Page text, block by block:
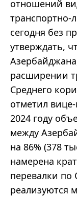
отношений
транспортно-
сегодня без
утверждать,
расширении
Среднего
отметил
2024 году
между
на 86% (378
намерена
перевалки по
реализуются